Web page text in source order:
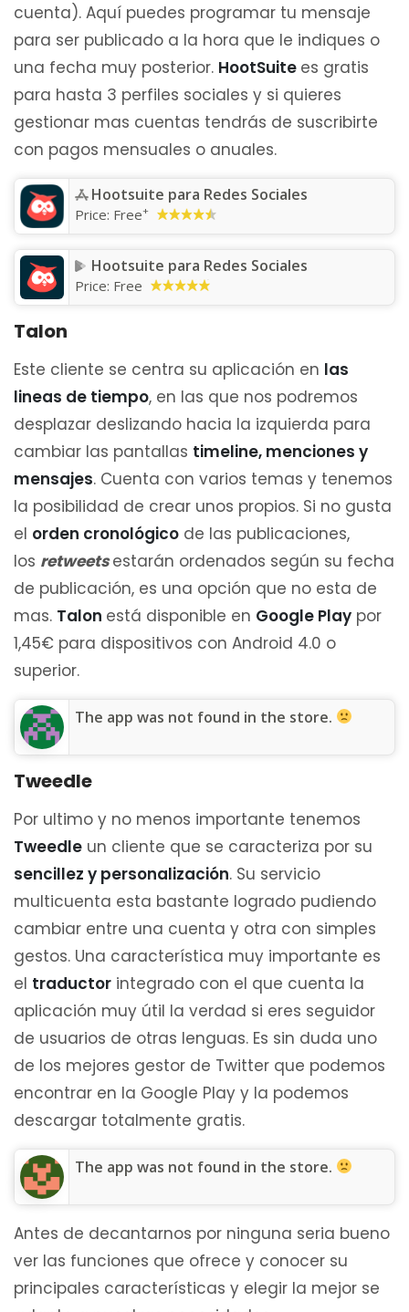
cuenta). Aquí puedes programar tu mensaje
para ser publicado a la hora que le indiques o
una fecha muy posterior. HootSuite es gratis
para hasta 3 perfiles sociales y si quieres
gestionar mas cuentas tendrás de suscribirte
con pagos mensuales o anuales.
Hootsuite para Redes Sociales
Price: Free+
Hootsuite para Redes Sociales
Price: Free
Talon
Este cliente se centra su aplicación en las
lineas de tiempo, en las que nos podremos
desplazar deslizando hacia la izquierda para
cambiar las pantallas timeline, menciones y
mensajes. Cuenta con varios temas y tenemos
la posibilidad de crear unos propios. Si no gusta
el orden cronológico de las publicaciones,
los retweetsestarán ordenados según su fecha
de publicación, es una opción que no esta de
mas. Talon está disponible en Google Play por
1,45€ para dispositivos con Android 4.0 o
superior.
The app was not found in the store.
Tweedle
Por ultimo y no menos importante tenemos
Tweedle un cliente que se caracteriza por su
sencillez y personalización. Su servicio
multicuenta esta bastante logrado pudiendo
cambiar entre una cuenta y otra con simples
gestos. Una característica muy importante es
el traductor integrado con el que cuenta la
aplicación muy útil la verdad si eres seguidor
de usuarios de otras lenguas. Es sin duda uno
de los mejores gestor de Twitter que podemos
encontrar en la Google Play y la podemos
descargar totalmente gratis.
The app was not found in the store.
Antes de decantarnos por ninguna seria bueno
ver las funciones que ofrece y conocer su
principales características y elegir la mejor se